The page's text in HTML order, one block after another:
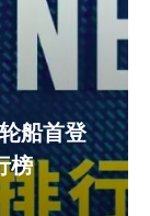
船首登
榜